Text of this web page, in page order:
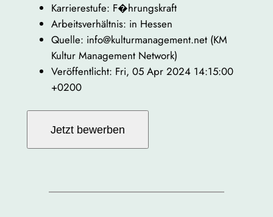
Karrierestufe: F�hrungskraft
Arbeitsverhältnis: in Hessen
Quelle: info@kulturmanagement.net (KM
Kultur Management Network)
Veröffentlicht: Fri, 05 Apr 2024 14:15:00
+0200